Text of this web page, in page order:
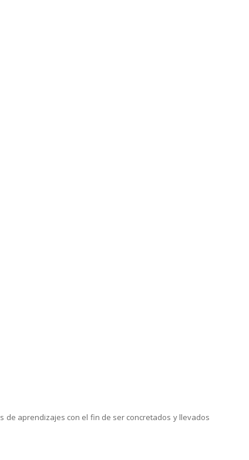
de aprendizajes con el fin de ser concretados y llevados